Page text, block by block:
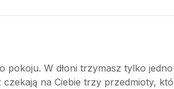
W dłoni trzymasz tylko jedno
na Ciebie trzy przedmioty,